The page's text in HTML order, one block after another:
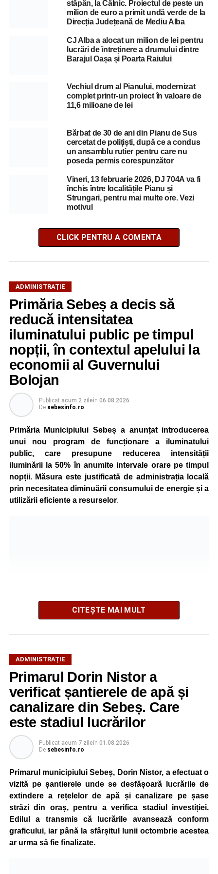
stăpân, la Câlnic. Proiectul de peste un
milion de euro a primit undă verde de la
Direcția Județeană de Mediu Alba
CJ Alba a alocat un milion de lei pentru
lucrări de întreținere a drumului dintre
Barajul Oașa și Poarta Raiului
Vechiul drum al Pianului, modernizat
complet printr-un proiect în valoare de
11,6 milioane de lei
Bărbat de 30 de ani din Pianu de Sus
cercetat de polițiști, după ce a condus
un ansamblu rutier pentru care nu
poseda permis corespunzător
Vineri, 13 februarie 2026, DJ 704A va fi
închis între localitățile Pianu și
Strungari, pentru mai multe ore. Vezi
motivul
CLICK PENTRU A COMENTA
ADMINISTRAȚIE
Primăria Sebeș a decis să
reducă intensitatea
iluminatului public pe timpul
nopții, în contextul apelului la
economii al Guvernului
Bolojan
Publicat acum 2 zileîn 06.08.2026
De sebesinfo.ro
Primăria Municipiului Sebeș a anunțat introducerea
unui nou program de funcționare a iluminatului
public, care presupune reducerea intensității
iluminării la 50% în anumite intervale orare pe timpul
nopții. Măsura este justificată de administrația locală
prin necesitatea diminuării consumului de energie și a
utilizării eficiente a resurselor.
Potrivit autorităților locale, sistemul de iluminat public este
gestionat printr-un program automatizat de telegestiune,
care reglează intensitatea luminii în funcție de orele
exacte de apus și răsărit ale soarelui. Chiar dacă nivelul
de iluminare va fi redus în anumite intervale, iluminatul
stradal va rămâne funcțional pe întreaga durată a nopții.
Reprezentanții Primăriei Sebeș precizează că măsura nu
va afecta siguranța traficului rutier și pietonal, iar
vizibilitatea pe străzile municipiului va fi menținută la un
nivel corespunzător.
Administrația locală subliniază că decizia are caracter
temporar și este adoptată în contextul actualei situații
energetice din România, în condițiile în care autoritățile
centrale au cerut instituțiilor publice să adopte măsuri
pentru reducerea cheltuielilor și a consumului de energie,
CITEȘTE MAI MULT
ADMINISTRAȚIE
Primarul Dorin Nistor a
verificat șantierele de apă și
canalizare din Sebeș. Care
este stadiul lucrărilor
Publicat acum 7 zileîn 01.08.2026
De sebesinfo.ro
Primarul municipiului Sebeș, Dorin Nistor, a efectuat o
vizită pe șantierele unde se desfășoară lucrările de
extindere a rețelelor de apă și canalizare pe șase
străzi din oraș, pentru a verifica stadiul investiției.
Edilul a transmis că lucrările avansează conform
graficului, iar până la sfârșitul lunii octombrie acestea
ar urma să fie finalizate.